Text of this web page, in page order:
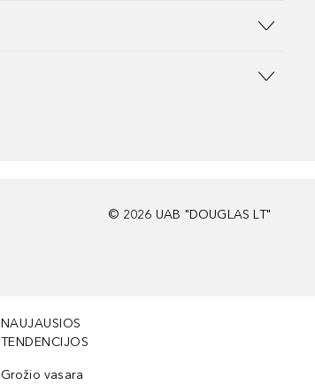
© 2026 UAB "DOUGLAS LT"
NAUJAUSIOS
TENDENCIJOS
Grožio vasara